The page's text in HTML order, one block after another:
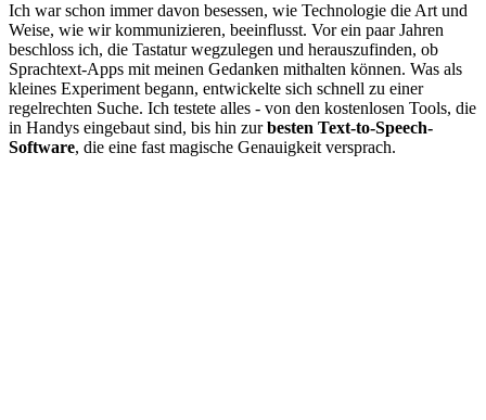
Ich war schon immer davon besessen, wie Technologie die Art und
Weise, wie wir kommunizieren, beeinflusst. Vor ein paar Jahren
beschloss ich, die Tastatur wegzulegen und herauszufinden, ob
Sprachtext-Apps mit meinen Gedanken mithalten können. Was als
kleines Experiment begann, entwickelte sich schnell zu einer
regelrechten Suche. Ich testete alles - von den kostenlosen Tools, die
in Handys eingebaut sind, bis hin zurbesten Text-to-Speech-
Software, die eine fast magische Genauigkeit versprach.